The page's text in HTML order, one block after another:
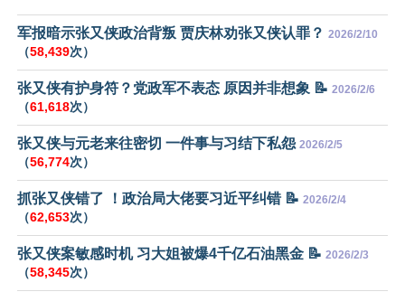
军报暗示张又侠政治背叛 贾庆林劝张又侠认罪？ 2026/2/10
（58,439次）
张又侠有护身符？党政军不表态 原因并非想象 📝 2026/2/6
（61,618次）
张又侠与元老来往密切 一件事与习结下私怨 2026/2/5
（56,774次）
抓张又侠错了 ！政治局大佬要习近平纠错 📝 2026/2/4
（62,653次）
张又侠案敏感时机 习大姐被爆4千亿石油黑金 📝 2026/2/3
（58,345次）